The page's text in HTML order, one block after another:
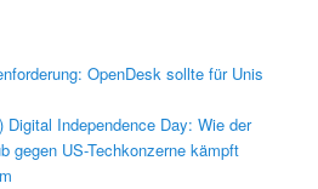
OpenDesk sollte für Unis
Digital Independence Day: Wie der
gegen US-Techkonzerne kämpft